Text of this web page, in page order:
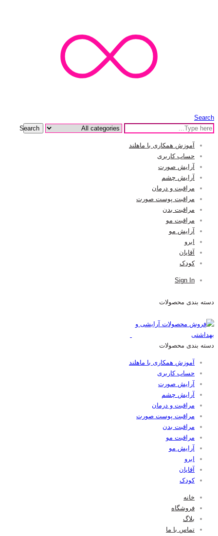
Search
Search
آموزش همکاری با ماهلند
حساب کاربری
آرایش صورت
آرایش چشم
مراقبت و درمان
مراقبت پوست صورت
مراقبت بدن
مراقبت مو
آرایش مو
ابرو
آقایان
کودک
Sign In
دسته بندی محصولات
دسته بندی محصولات
آموزش همکاری با ماهلند
حساب کاربری
آرایش صورت
آرایش چشم
مراقبت و درمان
مراقبت پوست صورت
مراقبت بدن
مراقبت مو
آرایش مو
ابرو
آقایان
کودک
خانه
فروشگاه
بلاگ
تماس با ما